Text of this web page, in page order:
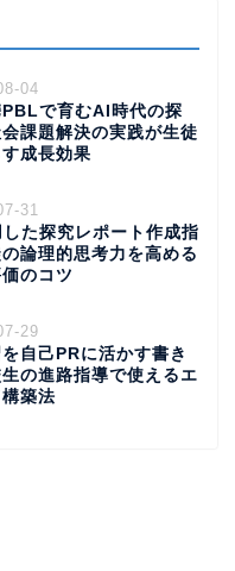
04
で育むAI時代の探
課題解決の実践が生徒
成長効果
31
た探究レポート作成指
論理的思考力を高める
のコツ
29
自己PRに活かす書き
の進路指導で使えるエ
築法